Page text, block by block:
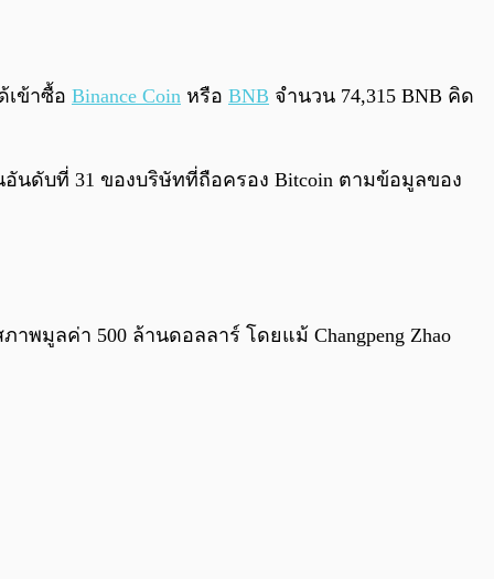
0:00 / 0:00
เข้าซื้อ Binance Coin หรือ BNB จำนวน 74,315 BNB คิด
อันดับที่ 31 ของบริษัทที่ถือครอง Bitcoin ตามข้อมูลของ
พมูลค่า 500 ล้านดอลลาร์ โดยแม้ Changpeng Zhao